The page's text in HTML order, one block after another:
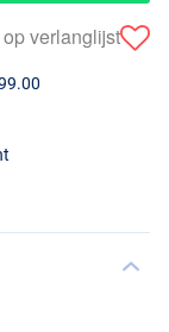
verlanglijst